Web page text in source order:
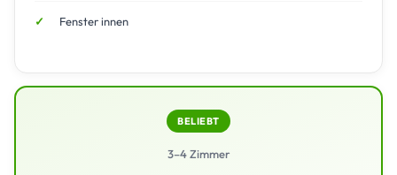
Fenster innen
BELIEBT
3–4 Zimmer